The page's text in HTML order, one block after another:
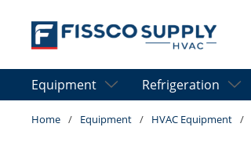
Skip to main content
Equipment Refrigeration
Home / Equipment / HVAC Equipment /